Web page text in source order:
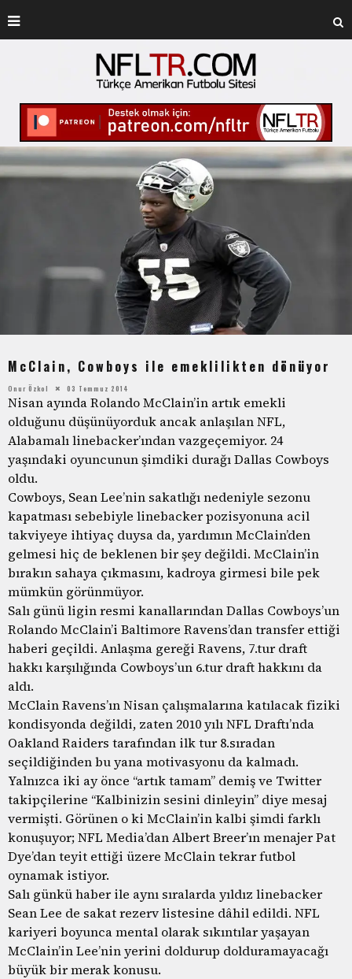
McClain, Cowboys ile emeklilikten dönüyor
Onur Özkol 03 Temmuz 2014
Nisan ayında Rolando McClain’in artık emekli
olduğunu düşünüyorduk ancak anlaşılan NFL,
Alabamalı linebacker’ından vazgeçemiyor. 24
yaşındaki oyuncunun şimdiki durağı Dallas Cowboys
oldu.
Cowboys, Sean Lee’nin sakatlığı nedeniyle sezonu
kapatması sebebiyle linebacker pozisyonuna acil
takviyeye ihtiyaç duysa da, yardımın McClain’den
gelmesi hiç de beklenen bir şey değildi. McClain’in
bırakın sahaya çıkmasını, kadroya girmesi bile pek
mümkün görünmüyor.
Salı günü ligin resmi kanallarından Dallas Cowboys’un
Rolando McClain’i Baltimore Ravens’dan transfer ettiği
haberi geçildi. Anlaşma gereği Ravens, 7.tur draft
hakkı karşılığında Cowboys’un 6.tur draft hakkını da
aldı.
McClain Ravens’ın Nisan çalışmalarına katılacak fiziki
kondisyonda değildi, zaten 2010 yılı NFL Draftı’nda
Oakland Raiders tarafından ilk tur 8.sıradan
seçildiğinden bu yana motivasyonu da kalmadı.
Yalnızca iki ay önce “artık tamam” demiş ve Twitter
takipçilerine “Kalbinizin sesini dinleyin” diye mesaj
vermişti. Görünen o ki McClain’in kalbi şimdi farklı
konuşuyor; NFL Media’dan Albert Breer’ın menajer Pat
Dye’dan teyit ettiği üzere McClain tekrar futbol
oynamak istiyor.
Salı günkü haber ile aynı sıralarda yıldız linebacker
Sean Lee de sakat rezerv listesine dâhil edildi. NFL
kariyeri boyunca mental olarak sıkıntılar yaşayan
McClain’in Lee’nin yerini doldurup dolduramayacağı
büyük bir merak konusu.